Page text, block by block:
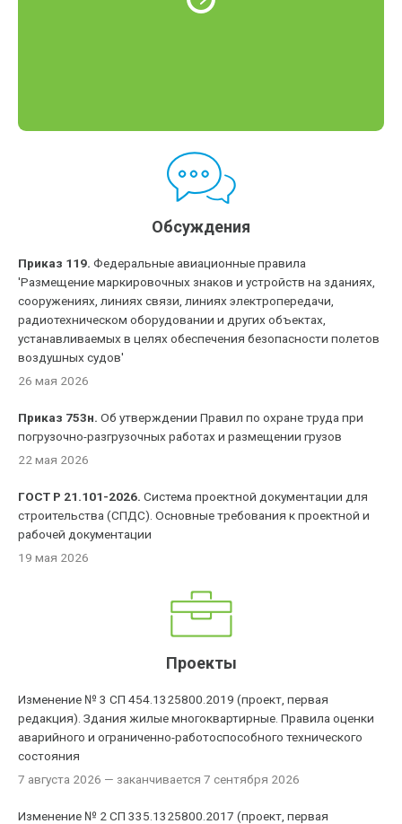
Обсуждения
Приказ 119. Федеральные авиационные правила
'Размещение маркировочных знаков и устройств на зданиях,
сооружениях, линиях связи, линиях электропередачи,
радиотехническом оборудовании и других объектах,
устанавливаемых в целях обеспечения безопасности полетов
воздушных судов'
26 мая 2026
Приказ 753н. Об утверждении Правил по охране труда при
погрузочно-разгрузочных работах и размещении грузов
22 мая 2026
ГОСТ Р 21.101-2026. Система проектной документации для
строительства (СПДС). Основные требования к проектной и
рабочей документации
19 мая 2026
Проекты
Изменение № 3 СП 454.1325800.2019 (проект, первая
редакция). Здания жилые многоквартирные. Правила оценки
аварийного и ограниченно-работоспособного технического
состояния
7 августа 2026 — заканчивается 7 сентября 2026
Изменение № 2 СП 335.1325800.2017 (проект, первая